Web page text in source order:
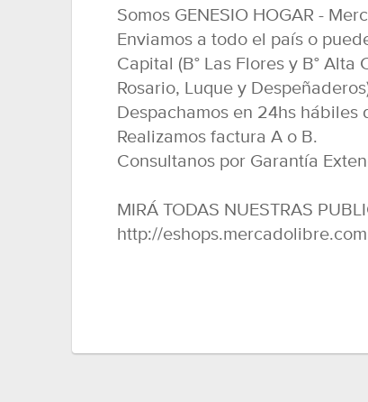
Somos GENESIO HOGAR -
Enviamos a todo el país o
Capital (B° Las Flores y B°
Rosario, Luque y
Despachamos en 24hs
Realizamos factura A o B.
Consultanos por Garantía
MIRÁ TODAS NUESTRAS
http://